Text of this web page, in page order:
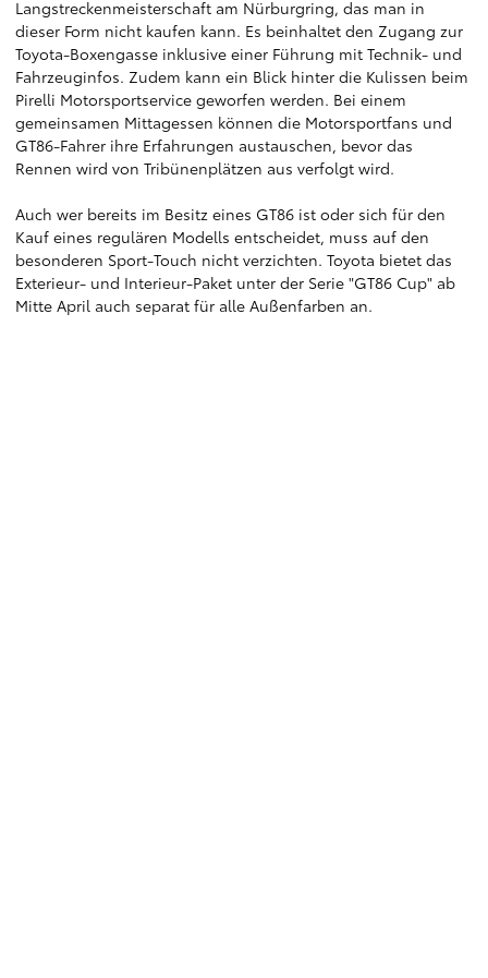
Langstreckenmeisterschaft am Nürburgring, das man in
dieser Form nicht kaufen kann. Es beinhaltet den Zugang zur
Toyota-Boxengasse inklusive einer Führung mit Technik- und
Fahrzeuginfos. Zudem kann ein Blick hinter die Kulissen beim
Pirelli Motorsportservice geworfen werden. Bei einem
gemeinsamen Mittagessen können die Motorsportfans und
GT86-Fahrer ihre Erfahrungen austauschen, bevor das
Rennen wird von Tribünenplätzen aus verfolgt wird.
Auch wer bereits im Besitz eines GT86 ist oder sich für den
Kauf eines regulären Modells entscheidet, muss auf den
besonderen Sport-Touch nicht verzichten. Toyota bietet das
Exterieur- und Interieur-Paket unter der Serie "GT86 Cup" ab
Mitte April auch separat für alle Außenfarben an.